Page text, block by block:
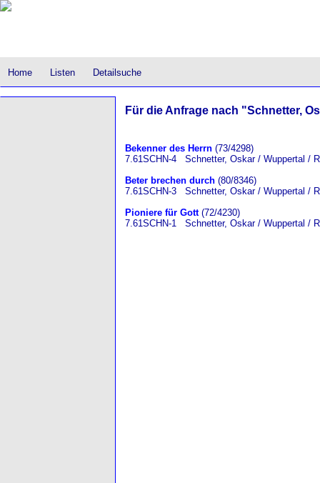
Home Listen Detailsuche
Für die Anfrage nach "Schnetter,
Bekenner des Herrn (73/4298)
7.61SCHN-4 Schnetter, Oskar / Wuppertal /
Beter brechen durch (80/8346)
7.61SCHN-3 Schnetter, Oskar / Wuppertal /
Pioniere für Gott(72/4230)
7.61SCHN-1 Schnetter, Oskar / Wuppertal /